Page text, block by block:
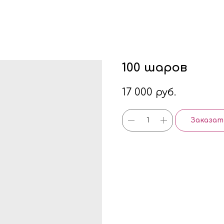
100 шаров
17 000 руб.